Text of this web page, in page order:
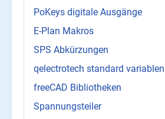
PoKeys digitale Ausgänge
E-Plan Makros
SPS Abkürzungen
qelectrotech standard variablen
freeCAD Bibliotheken
Spannungsteiler